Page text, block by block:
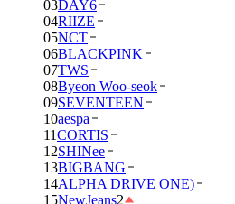
03DAY6
04RIIZE
05NCT
06BLACKPINK
07TWS
08Byeon Woo-seok
09SEVENTEEN
10aespa
11CORTIS
12SHINee
13BIGBANG
14ALPHA DRIVE ONE)
15NewJeans2